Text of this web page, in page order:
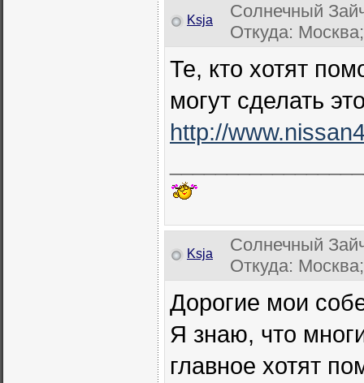
Ksja
Солнечный
Откуда:
Те, кто хотят
могут сделать
http://
Ksja
Солнечный
Откуда:
Дорогие мои
Я знаю, что
главное хотят